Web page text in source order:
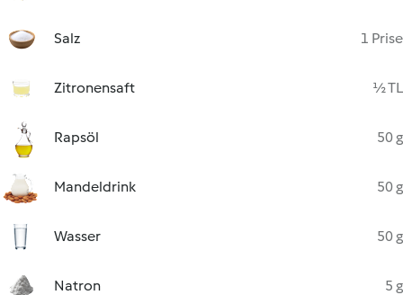
Salz 1 Prise
Zitronensaft ½ TL
Rapsöl 50 g
Mandeldrink 50 g
Wasser 50 g
Natron 5 g